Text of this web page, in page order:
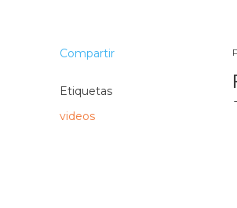
Compartir
Etiquetas
videos